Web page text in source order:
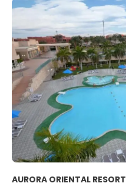
AURORA ORIENTAL RESORT